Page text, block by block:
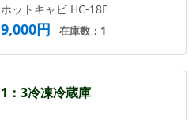
ホットキャビ HC-18F
9,000円 在庫数：1
1：3冷凍冷蔵庫